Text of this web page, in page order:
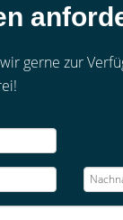
gerne zur